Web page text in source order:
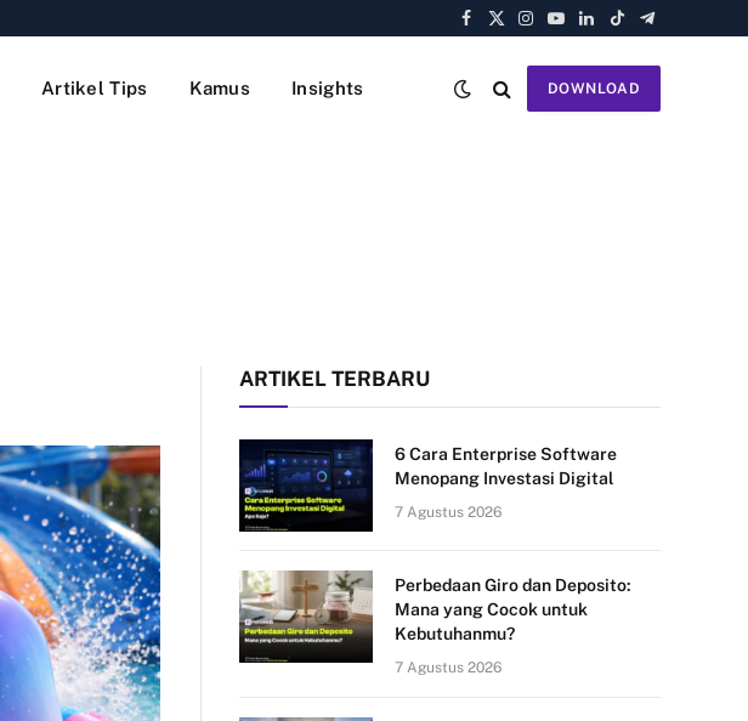
Facebook
X
Instagram
YouTube
LinkedIn
TikTokTelegram
Artikel Tips Kamus Insights DOWNLOAD
ARTIKEL TERBARU
6 Cara Enterprise Software
Menopang Investasi Digital
7 Agustus 2026
Perbedaan Giro dan Deposito:
Mana yang Cocok untuk
Kebutuhanmu?
7 Agustus 2026